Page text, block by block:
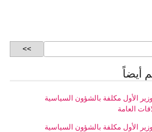
أيضاً
الأول مكلفة بالشؤون السياسية
العامة
الأول مكلفة بالشؤون السياسية